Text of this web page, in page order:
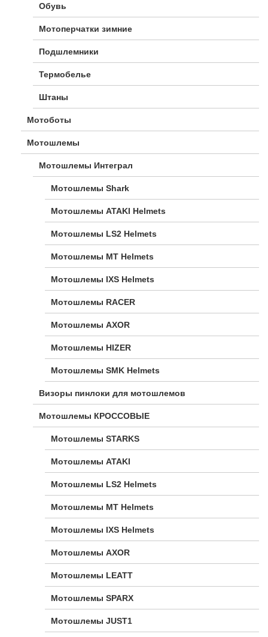
Обувь
Мотоперчатки зимние
Подшлемники
Термобелье
Штаны
Мотоботы
Мотошлемы
Мотошлемы Интеграл
Мотошлемы Shark
Мотошлемы ATAKI Helmets
Мотошлемы LS2 Helmets
Мотошлемы MT Helmets
Мотошлемы IXS Helmets
Мотошлемы RACER
Мотошлемы AXOR
Мотошлемы HIZER
Мотошлемы SMK Helmets
Визоры пинлоки для мотошлемов
Мотошлемы КРОССОВЫЕ
Мотошлемы STARKS
Мотошлемы ATAKI
Мотошлемы LS2 Helmets
Мотошлемы MT Helmets
Мотошлемы IXS Helmets
Мотошлемы AXOR
Мотошлемы LEATT
Мотошлемы SPARX
Мотошлемы JUST1